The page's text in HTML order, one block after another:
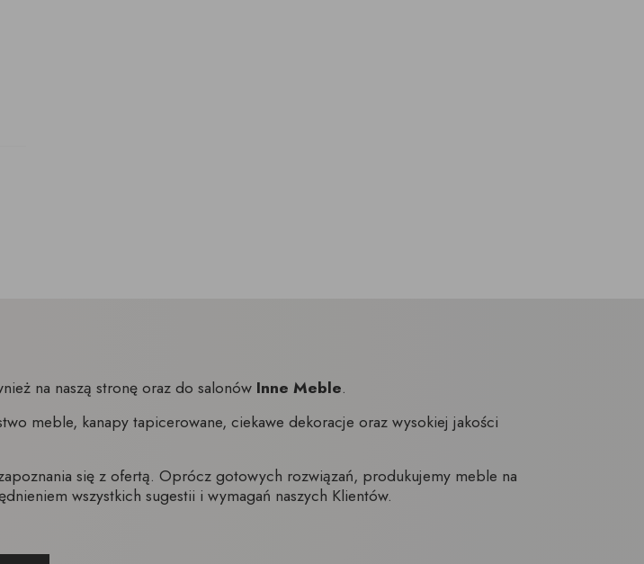
na naszą stronę oraz do salonów Inne Meble.
meble, kanapy tapicerowane, ciekawe dekoracje oraz wysokiej jakości
się z ofertą. Oprócz gotowych rozwiązań, produkujemy meble na
wszystkich sugestii i wymagań naszych Klientów.